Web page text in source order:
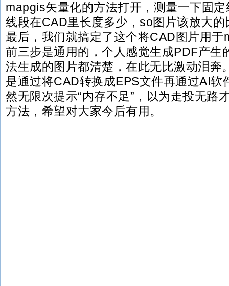
mapgis矢量化的方法打开，测量一下固
线段在CAD里长度多少，so图片该放大
最后，我们就搞定了这个将CAD图片用于
前三步是通用的，个人感觉生成PDF产生
法生成的图片都清楚，在此无比激动泪奔
是通过将CAD转换成EPS文件再通过AI软
然无限次提示“内存不足”，以为走投无路
方法，希望对大家今后有用。